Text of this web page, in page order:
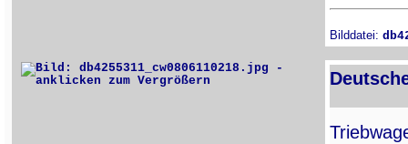
Bilddatei: